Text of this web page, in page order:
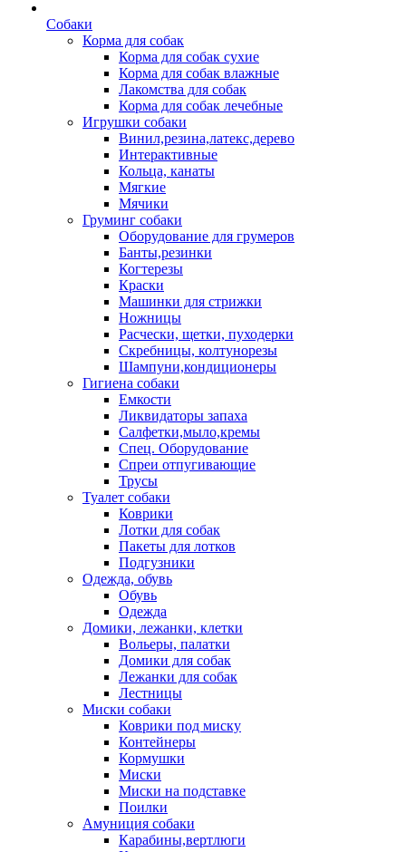
Собаки
Корма для собак
Корма для собак сухие
Корма для собак влажные
Лакомства для собак
Корма для собак лечебные
Игрушки собаки
Винил,резина,латекс,дерево
Интерактивные
Кольца, канаты
Мягкие
Мячики
Груминг собаки
Оборудование для грумеров
Банты,резинки
Когтерезы
Краски
Машинки для стрижки
Ножницы
Расчески, щетки, пуходерки
Скребницы, колтунорезы
Шампуни,кондиционеры
Гигиена собаки
Емкости
Ликвидаторы запаха
Салфетки,мыло,кремы
Спец. Оборудование
Спреи отпугивающие
Трусы
Туалет собаки
Коврики
Лотки для собак
Пакеты для лотков
Подгузники
Одежда, обувь
Обувь
Одежда
Домики, лежанки, клетки
Вольеры, палатки
Домики для собак
Лежанки для собак
Лестницы
Миски собаки
Коврики под миску
Контейнеры
Кормушки
Миски
Миски на подставке
Поилки
Амуниция собаки
Карабины,вертлюги